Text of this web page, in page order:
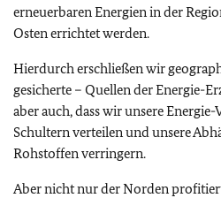
erneuerbaren Energien in der
Osten errichtet werden.
Hierdurch erschließen wir
gesicherte – Quellen der Energie-
aber auch, dass wir unsere
Schultern verteilen und unsere
Rohstoffen verringern.
Aber nicht nur der Norden